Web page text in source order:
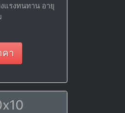
แรงทนทาน อายุ
คา